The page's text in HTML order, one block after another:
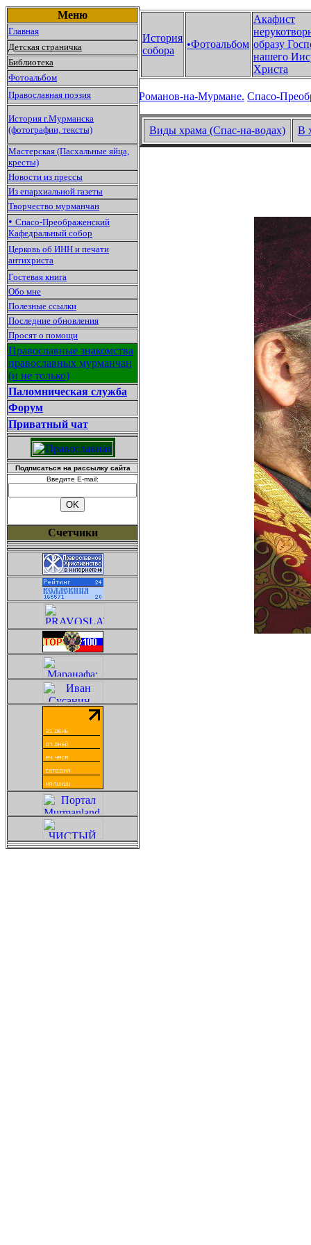
Меню
Главная
Детская страничка
Библиотека
Фотоальбом
Православная поэзия
История г.Мурманска
(фотографии, тексты)
Мастерская (Пасхальные яйца,
кресты)
Новости из прессы
Из епархиальной газеты
Творчество мурманчан
• Спасо-Преображенский
Кафедральный собор
Церковь об ИНН и печати
антихриста
Гостевая книга
Обо мне
Полезные ссылки
Последние обновления
Просят о помощи
Православные знакомства
православных мурманчан
(и не только)
Паломническая служба
Форум
Приватный чат
Подписаться на рассылку сайта
Введите E-mail:
Счетчики
История
собора
•Фотоальбом
Акафист
образу
нашего
Христа
Романов-на-Мурмане. Спасо-
Виды храма (Спас-на-водах) В